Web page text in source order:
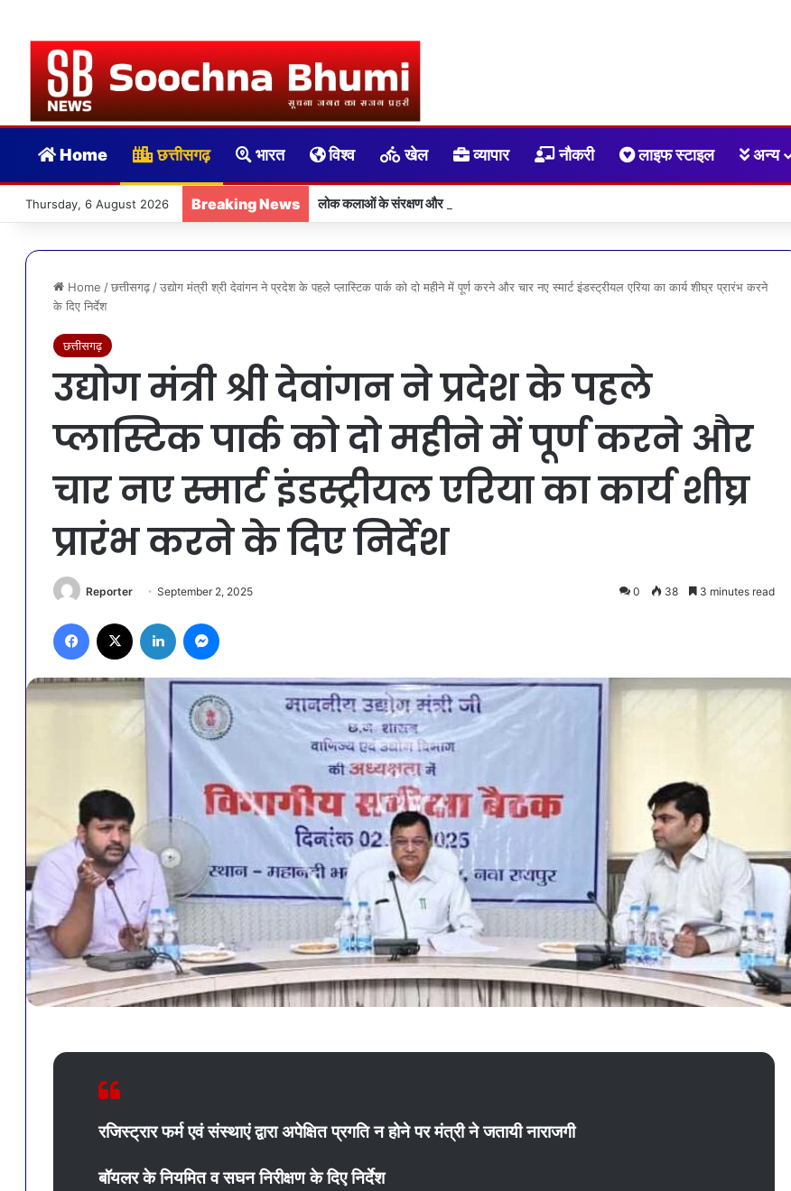
Home छत्तीसगढ़ भारत विश्व खेल व्यापार नौकरी लाइफ स्टाइल अन्य
Thursday, 6 August 2026 Breaking News लोक कलाओं के संरक्षण और कलाकारों के आर्थिक सशक्तीकरण की दिशा में संस्कृति विभाग की महत्वपूर्ण पहल
Home / छत्तीसगढ़ / उद्योग मंत्री श्री देवांगन ने प्रदेश के पहले प्लास्टिक पार्क को दो महीने में पूर्ण करने और चार नए स्मार्ट इंडस्ट्रीयल एरिया का कार्य शीघ्र प्रारंभ करने
के दिए निर्देश
छत्तीसगढ़
उद्योग मंत्री श्री देवांगन ने प्रदेश के पहले
प्लास्टिक पार्क को दो महीने में पूर्ण करने और
चार नए स्मार्ट इंडस्ट्रीयल एरिया का कार्य शीघ्र
प्रारंभ करने के दिए निर्देश
Reporter September 2, 2025 0 38 3 minutes read
Facebook LinkedIn
रजिस्ट्रार फर्म एवं संस्थाएं द्वारा अपेक्षित प्रगति न होने पर मंत्री ने जतायी नाराजगी
बॉयलर के नियमित व सघन निरीक्षण के दिए निर्देश